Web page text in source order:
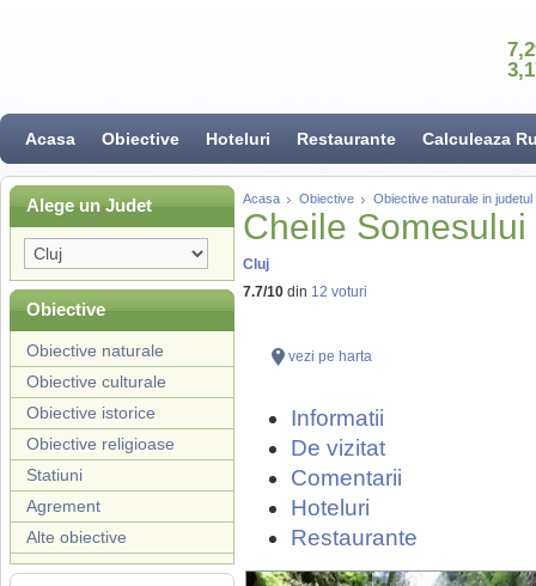
Acasa Obiective Hoteluri Restaurante Calculeaza
Alege un Judet
Obiective
Obiective naturale
Obiective culturale
Obiective istorice
Obiective religioase
Statiuni
Agrement
Alte obiective
Acasa Obiective Obiective naturale in judetul
Cheile Somesului
Cluj
7.7/10 din 12 voturi
vezi pe harta
Informatii
De vizitat
Comentarii
Hoteluri
Restaurante